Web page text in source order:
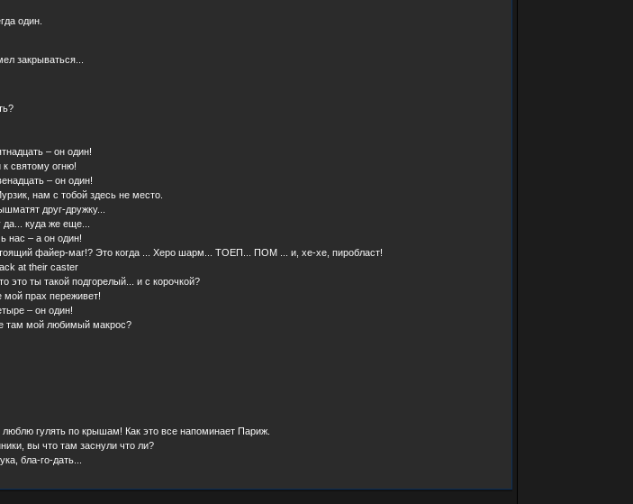
один.
закрываться...
– он один!
святому огню!
– он один!
нам с тобой здесь не место.
друг-дружку...
куда же еще...
нас – а он один!
файер-маг!? Это когда ... Херо шарм... ТОЕП... ПОМ ... и, хе-хе, пиробласт!
at their caster
это ты такой подгорелый... и с корочкой?
мой прах переживет!
– он один!
там мой любимый макрос?
гулять по крышам! Как это все напоминает Париж.
вы что там заснули что ли?
бла-го-дать...